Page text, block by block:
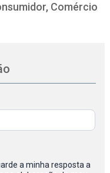
Comércio
a minha resposta a